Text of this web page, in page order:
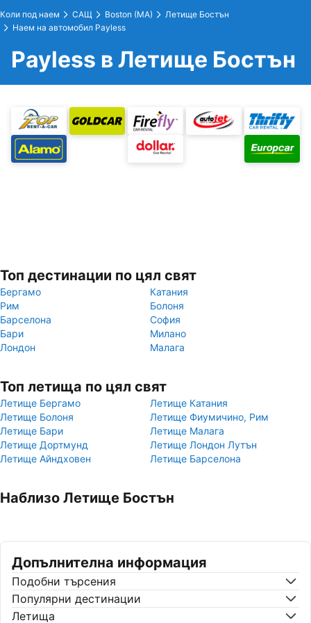
Коли под наем САЩ Boston (MA)
Летище Бостън
Наем на автомобил Payless
Payless в Летище Бостън
Топ дестинации по цял свят
Бергамо
Катания
Рим
Болоня
Барселона
София
Бари
Милано
Лондон
Малага
Топ летища по цял свят
Летище Бергамо
Летище Катания
Летище Болоня
Летище Фиумичино, Рим
Летище Бари
Летище Малага
Летище Дортмунд
Летище Лондон Лутън
Летище Айндховен
Летище Барселона
Наблизо Летище Бостън
Допълнителна информация
Подобни търсения
Популярни дестинации
Летища